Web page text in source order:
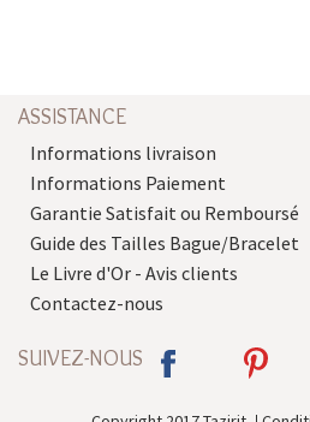
ASSISTANCE
Informations livraison
Informations Paiement
Garantie Satisfait ou Remboursé
Guide des Tailles Bague/Bracelet
Le Livre d'Or - Avis clients
Contactez-nous
SUIVEZ-NOUS